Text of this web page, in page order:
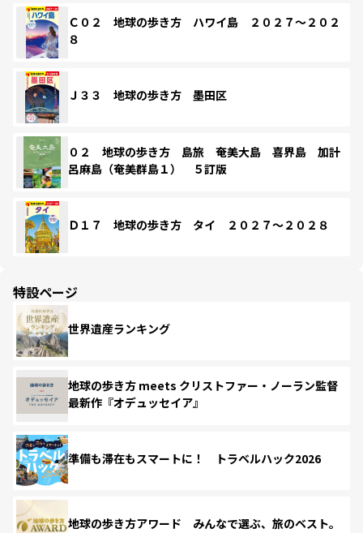
Ｃ０２ 地球の歩き方 ハワイ島 ２０２７～２０２
８
Ｊ３３ 地球の歩き方 墨田区
０２ 地球の歩き方 島旅 奄美大島 喜界島 加計
呂麻島（奄美群島１） ５訂版
Ｄ１７ 地球の歩き方 タイ ２０２７～２０２８
特設ページ
世界遺産ランキング
地球の歩き方 meets クリストファー・ノーラン監督
最新作『オデュッセイア』
準備も滞在もスマートに！ トラベルハック2026
地球の歩き方アワード みんなで選ぶ、旅のベスト。